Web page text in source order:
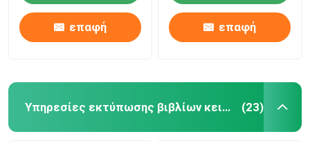
επαφή επαφή
Υπηρεσίες εκτύπωσης βιβλίων κειμένων (23)